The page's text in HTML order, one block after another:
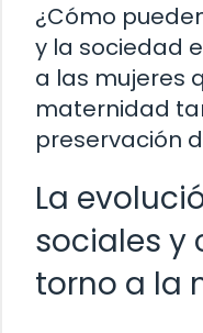
¿Cómo
y la sociedad
a las mujeres
maternidad
preservación
La
sociales y
torno a la